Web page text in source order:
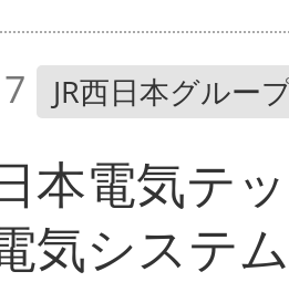
JR西日本グルー
本電気テ
気システ